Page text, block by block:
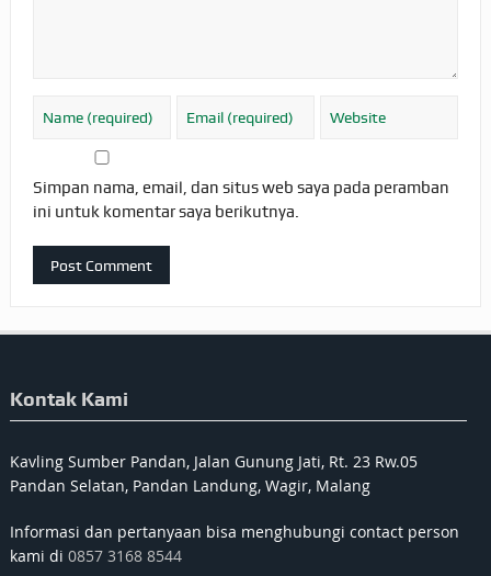
Simpan nama, email, dan situs web saya pada peramban
ini untuk komentar saya berikutnya.
Kontak Kami
Kavling Sumber Pandan, Jalan Gunung Jati, Rt. 23 Rw.05
Pandan Selatan, Pandan Landung, Wagir, Malang
Informasi dan pertanyaan bisa menghubungi contact person
kami di 0857 3168 8544